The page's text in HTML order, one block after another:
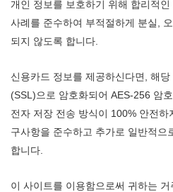
개인 정보를 보호하기 위해 합리적
사례를 준수하여 부적절하게 분실,
되지 않도록 합니다.
신용카드 정보를 제공하신다면, 해
(SSL)으로 암호화되어 AES-256 암
전자 저장 전송 방식이 100% 안전하
구사항을 준수하고 추가로 일반적으
합니다.
이 사이트를 이용함으로써 귀하는